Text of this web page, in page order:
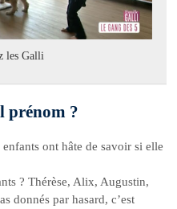
les Galli
prénom ?
ont hâte de savoir si elle
? Thérèse, Alix, Augustin,
donnés par hasard, c’est